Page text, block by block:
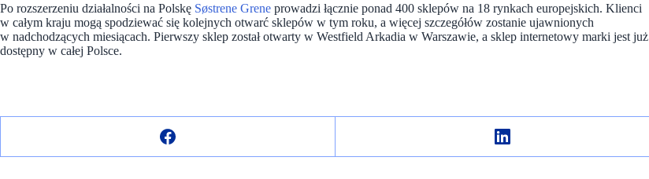
Po rozszerzeniu działalności na Polskę Søstrene Grene prowadzi łącznie ponad 400 sklepów na 18 rynkach europejskich. Klienci
w całym kraju mogą spodziewać się kolejnych otwarć sklepów w tym roku, a więcej szczegółów zostanie ujawnionych
w nadchodzących miesiącach. Pierwszy sklep został otwarty w Westfield Arkadia w Warszawie, a sklep internetowy marki jest już
dostępny w całej Polsce.